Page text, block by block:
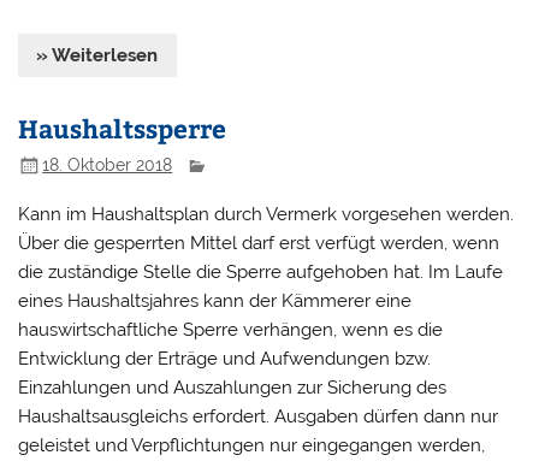
» Weiterlesen
Haushaltssperre
18. Oktober 2018
Kann im Haushaltsplan durch Vermerk vorgesehen werden.
Über die gesperrten Mittel darf erst verfügt werden, wenn
die zuständige Stelle die Sperre aufgehoben hat. Im Laufe
eines Haushaltsjahres kann der Kämmerer eine
hauswirtschaftliche Sperre verhängen, wenn es die
Entwicklung der Erträge und Aufwendungen bzw.
Einzahlungen und Auszahlungen zur Sicherung des
Haushaltsausgleichs erfordert. Ausgaben dürfen dann nur
geleistet und Verpflichtungen nur eingegangen werden,